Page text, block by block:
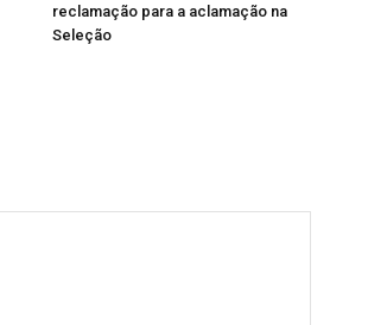
reclamação para a aclamação na
Seleção